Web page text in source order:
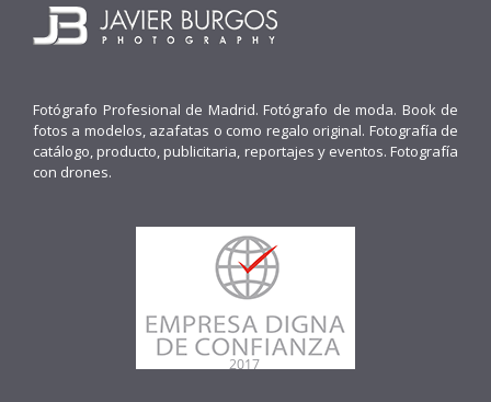
Fotógrafo Profesional de Madrid. Fotógrafo de moda. Book de
fotos a modelos, azafatas o como regalo original. Fotografía de
catálogo, producto, publicitaria, reportajes y eventos. Fotografía
con drones.